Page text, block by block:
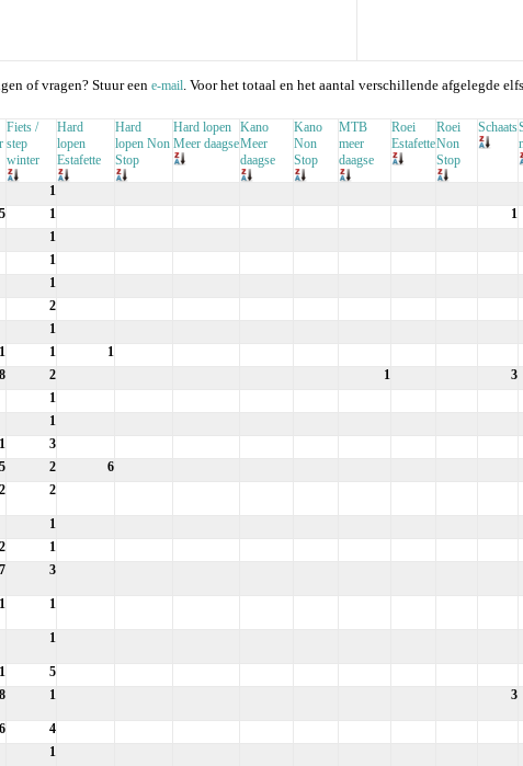
of vragen? Stuur een e-mail. Voor het totaal en het aantal verschillende afgelegde
Fiets /
step
winter
Hard
lopen
Estafette
Hard
lopen Non
Stop
Hard lopen
Meer daagse
Kano
Meer
daagse
Kano
Non
Stop
MTB
meer
daagse
Roei
Estafette
Roei
Non
Stop
Schaats
1
1
1
1
1
1
2
1
1 1
1
2 1
3
1
1
1
3
2
6
2 2
1
2
1
7 3
1 1
1
1
5
1 3
4
1